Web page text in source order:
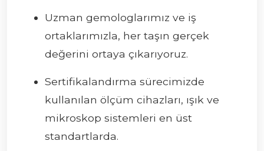
Uzman gemologlarımız ve iş
ortaklarımızla, her taşın gerçek
değerini ortaya çıkarıyoruz.
Sertifikalandırma sürecimizde
kullanılan ölçüm cihazları, ışık ve
mikroskop sistemleri en üst
standartlarda.